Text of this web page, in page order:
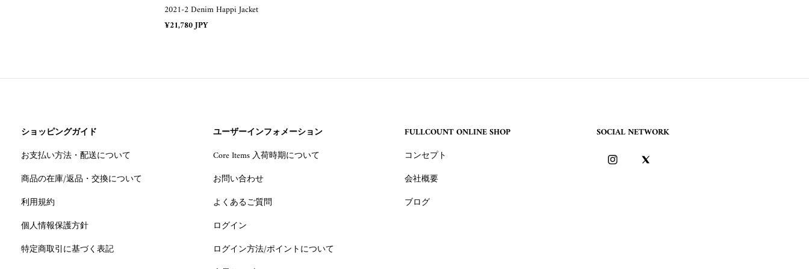
2021-2 Denim Happi Jacket
Regular
¥21,780 JPY
ショッピングガイド
お支払い方法・配送について
商品の在庫/返品・交換について
利用規約
個人情報保護方針
特定商取引に基づく表記
ユーザーインフォメーション
Core Items 入荷時期について
お問い合わせ
よくあるご質問
ログイン
ログイン方法/ポイントについて
FULLCOUNT ONLINE SHOP
コンセプト
会社概要
ブログ
SOCIAL NETWORK